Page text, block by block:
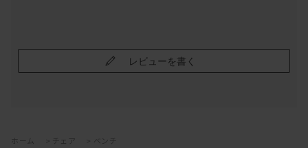
レビューを書く
ホーム チェア
ベンチ